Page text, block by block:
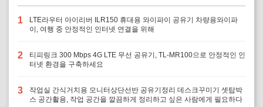
1
LTE라우터 아이리버 ILR150 휴대용 와이파이 공유기 차량용와이파
이, 여행 중 안정적인 인터넷 연결을 위해
2
티피링크 300 Mbps 4G LTE 무선 공유기, TL-MR100으로 안정적인 인
터넷 환경을 구축하세요
3
작업실 간식거치용 모니터상단선반 공유기정리 데스크꾸미기 셋탑박
스 공간활용, 작업 공간을 깔끔하게 정리하고 싶은 사람에게 필요하다